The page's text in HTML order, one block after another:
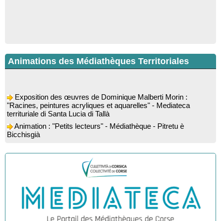
Animations des Médiathèques Territoriales
"Racines, peintures acryliques et aquarelles" - Mediateca
territuriale di Santa Lucia di Tallà
Bicchisgià
Colloque : "Taravu : terre de patrimoines", Regards sur le
patrimoine religieux, roman, thermal et littéraire - Spaziu Jean-
Marc Fiamma - A Sarra di Farru
Spectacle musical : "Viaghju in Corsica cù Regina & Bruno",
hommage au duo mythique de la chanson corse interprété par
Marie-Elsa Picciocchi (chant), Marc’Antò Belgodere (chant et
gutare) et Jacky Le Menn (claviers) - Salle des fêtes - Cuzzà